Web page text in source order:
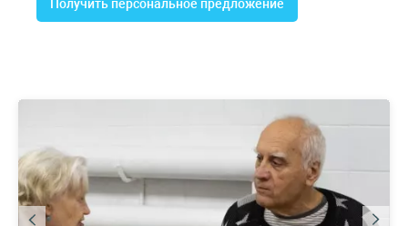
Получить персональное предложение